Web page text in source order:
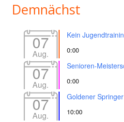
Demnächst
07
Aug.
Kein
0:00
07
Aug.
Senioren-
0:00
07
Aug.
Goldener Springer
10:00